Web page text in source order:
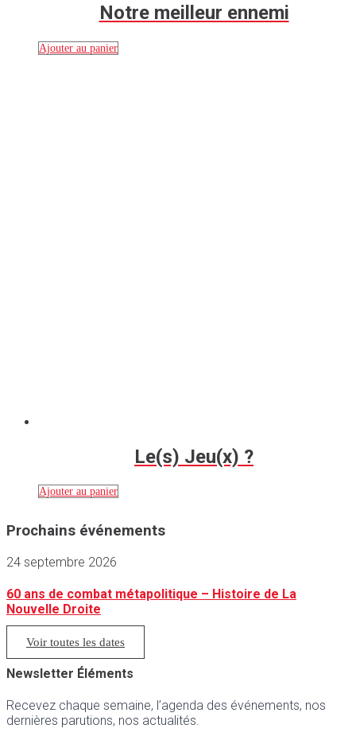
Notre meilleur ennemi
Ajouter au panier
Le(s) Jeu(x) ?
Ajouter au panier
Prochains événements
24 septembre 2026
60 ans de combat métapolitique – Histoire de La
Nouvelle Droite
Voir toutes les dates
Newsletter Éléments
Recevez chaque semaine, l’agenda des événements, nos
dernières parutions, nos actualités.